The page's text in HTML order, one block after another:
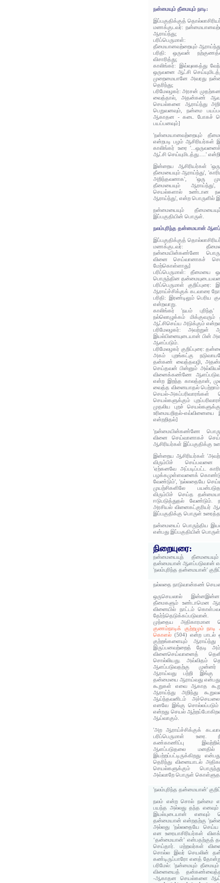
நன்மையும் தீமையும் நாடி:
இப்பகுதிக்குத்
மணக்குடவர்:
ஆராய்ந்து;
பரிப்பெருமாள்:
தீமையானவற்றையும்
பரிதி: ஒருவன்
விசாரித்து;
காலிங்கர்: இவ்வுலகத்து
ஒருவனை ஆட்சி
முறைமையானே அவரது
தெரிந்து;
பரிமேலழகர்: அரசன்
வைத்தால், அதன்கண்
செயல்களை ஆராய்ந்து
பெறுவனவும், நன்மை
ஆகாதன - கடை போகச்
பயப்பனவும்]
'நன்மையானவற்றையும்
என்றபடி பழம் ஆசிரியர்கள்
காலிங்கர் உரை
ஆட்சி செய்யுமிடத்து.....'
இன்றைய ஆசிரியர்கள்
தீமையையும் ஆராய்ந்து',
அறிந்தவனாக', 'ஒரு
தீமையையும்
செயல்களால் உண்டான
ஆராய்ந்து', என்ற பொருளில்
நன்மையையும்
இப்பகுதியின் பொருள்.
நலம்புரிந்த தன்மையான் ஆளப்
இப்பகுதிக்குத்
மணக்குடவர்:
நன்மையின்கண்ணே
வினை செய்வானாகச்
மேற்கொள்ளாது]
பரிப்பெருமாள்: தீமையை
பொருந்தின
பரிப்பெருமாள்
ஆராய்ச்சிக்குக் கடவாரை
பரிதி: இரண்டிலும்
என்றவாறு.
காலிங்கர் 'நயம்
நல்லொழுக்கம்
ஆட்சிசெய்ய அடுக்கும்
பரிமேலழகர்: அவற்றுள்
இயல்பினையுடையான் பின்
ஆளப்படும்.
பரிமேலழகர் குறிப்புரை:
அகம் புறங்கட்கு
தன்கண் வைத்தவழி,
செய்தவன் பின்னும்
வினைக்கண்ணே ஆளப்படுவன்
என்ற இறந்த காலத்தான்,
வைத்த வினையாதல் பெற்றாம்.
செயல்-அகப்பரிவாரங்கள்
செயல்களுக்கும்
முதலிய புறச்
உரிமையறிதல்-எவ்வினையை
என்றறிதல்]
'நன்மையின்கண்ணே
வினை செய்வானாகச்
ஆசிரியர்கள் இப்பகுதிக்கு
இன்றைய ஆசிரியர்கள்
விரும்பிச் செய்பவனை
'ஏற்கனவே அப்படிப்பட்ட
பழக்கமுள்ளவனைக் கொண்டு
வேண்டும்', 'நல்லதையே செய்ய
முயற்சிகளிலே
விரும்பிச் செய்த
ஈடுபடுத்துதல்
அரசியல் வினைகட்குரியர்
இப்பகுதிக்கு பொருள்
நன்மையைப் பொருந்திய
என்பது இப்பகுதியின்
நிறையுரை:
நன்மையையுந் தீமையையும்
தன்மையான் ஆளப்படுவான்
'நலம்புரிந்த தன்மையான்'
நல்லதை நாடுவான்கண்
ஒருசெயலால்
தீமைகளும் உண்டாமென
வினையில் நாட்டம்
தேர்ந்தெடுக்கப்படுவான்.
முந்தைய அதிகாரமான
குணம்நாடிக் குற்றமும்
கொளல் (504) என்ற பாடல்
குற்றங்களையும்
இருப்பனவற்றைத் தேடி
வினைசெய்வானைத்
சொல்லியது. அவ்விதம்
ஆளப்படுவதற்கு
ஆராய்வது பற்றி இங்கு
தன்மையை ஆராய்வது என்பது
கூறுகள் எவை ஆகாத
ஆராய்ந்து அறிந்து
ஆய்ந்தவனிடம்
எனவே இங்கு சொல்லப்படும்
என்றது செயல்
ஆய்வாகும்.
'அற ஆராய்ச்சிக்குக்
பரிப்பெருமாள் உரை.
கண்காணிப்பு
ஆளப்படுதலை
இயற்றப்பட்டிருக்கிறது
தெரிந்து வினையாடல்
செயல்களுக்கும்
அவ்வாறே பொருள்
'நலம்புரிந்த தன்மையான்'
நலம் என்ற சொல் நன்மை
பயந்த அல்லது தந்த
இயல்புடையான் எனவும்
தன்மையான் என்றதற்கு
அல்லது 'நல்லதையே செய்ய
என உரையாசிரியர்கள்
‘தன்மையான்’
செய்தார். மற்றவர்கள்
சொல்ல இவர் செயலின்
கண்டிருப்பாரோ எனத்
பரிமேல்: 'நன்மையும்
வினையைத்
-ஆகாதன செயல்களை